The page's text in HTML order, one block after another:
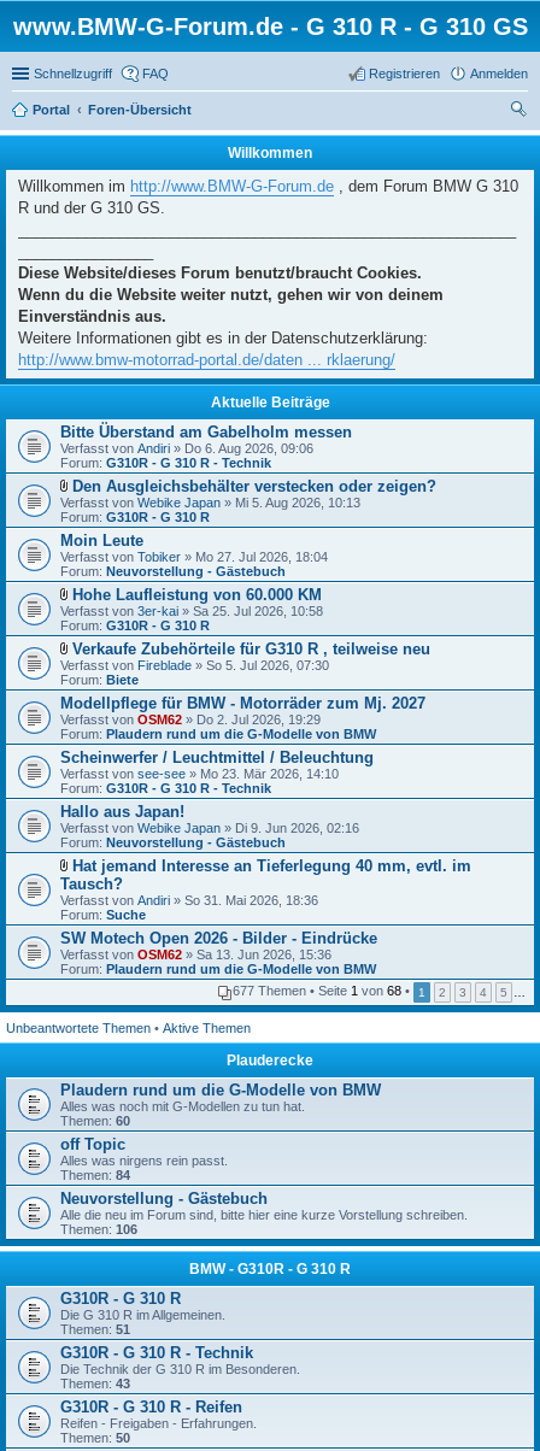
www.BMW-G-Forum.de - G 310 R - G 310 GS
Schnellzugriff FAQ Anmelden
Registrieren
Portal
Foren-Übersicht
uc
he
Willkommen
Willkommen im http://www.BMW-G-Forum.de , dem Forum BMW G 310
R und der G 310 GS.
Diese Website/dieses Forum benutzt/braucht Cookies.
Wenn du die Website weiter nutzt, gehen wir von deinem
Einverständnis aus.
Weitere Informationen gibt es in der Datenschutzerklärung:
http://www.bmw-motorrad-portal.de/daten ... rklaerung/
Aktuelle Beiträge
Bitte Überstand am Gabelholm messen
Verfasst von Andiri » Do 6. Aug 2026, 09:06
Forum: G310R - G 310 R - Technik
D
a
t
e
i
a
n
h
a
n
g
Den Ausgleichsbehälter verstecken oder zeigen?
Verfasst von Webike Japan » Mi 5. Aug 2026, 10:13
Forum: G310R - G 310 R
Moin Leute
Verfasst von Tobiker » Mo 27. Jul 2026, 18:04
Forum: Neuvorstellung - Gästebuch
D
a
t
e
i
a
n
h
a
n
g
Hohe Laufleistung von 60.000 KM
Verfasst von 3er-kai » Sa 25. Jul 2026, 10:58
Forum: G310R - G 310 R
D
a
t
e
i
a
n
h
a
n
g
Verkaufe Zubehörteile für G310 R , teilweise neu
Verfasst von Fireblade » So 5. Jul 2026, 07:30
Forum: Biete
Modellpflege für BMW - Motorräder zum Mj. 2027
Verfasst von OSM62 » Do 2. Jul 2026, 19:29
Forum: Plaudern rund um die G-Modelle von BMW
Scheinwerfer / Leuchtmittel / Beleuchtung
Verfasst von see-see » Mo 23. Mär 2026, 14:10
Forum: G310R - G 310 R - Technik
Hallo aus Japan!
Verfasst von Webike Japan » Di 9. Jun 2026, 02:16
Forum: Neuvorstellung - Gästebuch
D
a
t
e
i
a
n
h
n
g
Hat jemand Interesse an Tieferlegung 40 mm, evtl. im
Tausch?
Verfasst von Andiri » So 31. Mai 2026, 18:36
Forum: Suche
SW Motech Open 2026 - Bilder - Eindrücke
Verfasst von OSM62 » Sa 13. Jun 2026, 15:36
Forum: Plaudern rund um die G-Modelle von BMW
677 Themen • Seite 1 von 68 • 1 2 3 4 5
Unbeantwortete Themen • Aktive Themen
Plauderecke
Plaudern rund um die G-Modelle von BMW
Alles was noch mit G-Modellen zu tun hat.
Themen: 60
off Topic
Alles was nirgens rein passt.
Themen: 84
Neuvorstellung - Gästebuch
Alle die neu im Forum sind, bitte hier eine kurze Vorstellung schreiben.
Themen: 106
BMW - G310R - G 310 R
G310R - G 310 R
Die G 310 R im Allgemeinen.
Themen: 51
G310R - G 310 R - Technik
Die Technik der G 310 R im Besonderen.
Themen: 43
G310R - G 310 R - Reifen
Reifen - Freigaben - Erfahrungen.
Themen: 50